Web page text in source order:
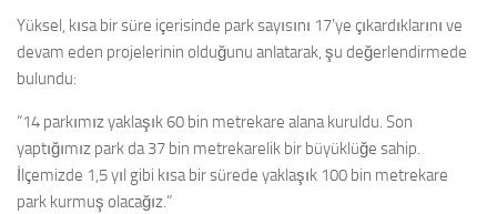
Yüksel, kısa bir süre içerisinde park sayısını 17’ye çıkardıklarını ve
devam eden projelerinin olduğunu anlatarak, şu değerlendirmede
bulundu:
“14 parkımız yaklaşık 60 bin metrekare alana kuruldu. Son
yaptığımız park da 37 bin metrekarelik bir büyüklüğe sahip.
İlçemizde 1,5 yıl gibi kısa bir sürede yaklaşık 100 bin metrekare
park kurmuş olacağız.”